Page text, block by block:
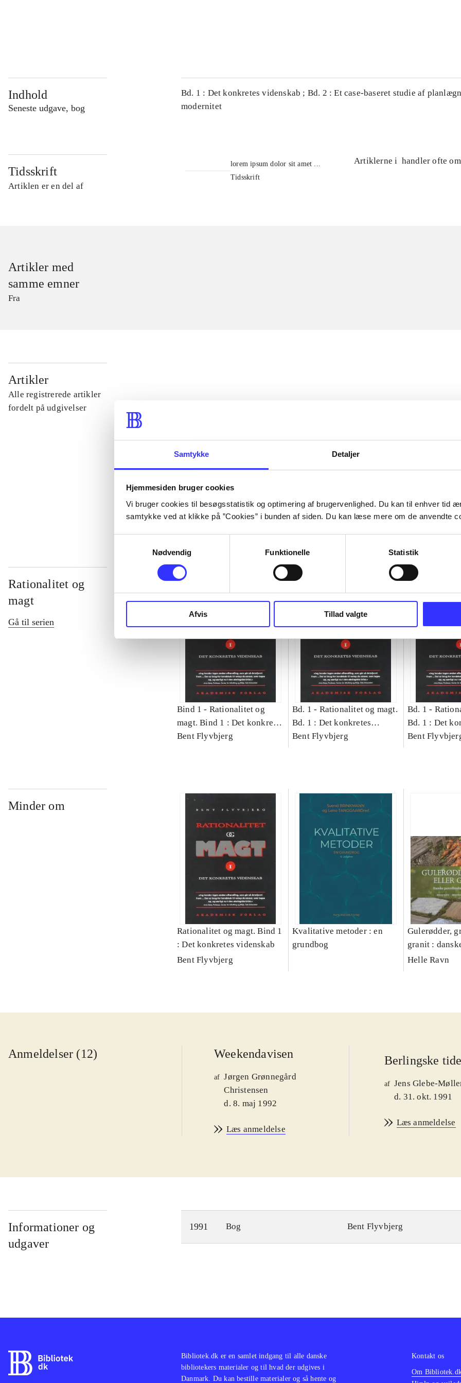
Samtykke Detaljer
Hjemmesiden bruger cookies
Vi bruger cookies til besøgsstatistik og optimering af brugervenlighed. Du kan til enhver tid
samtykke ved at klikke på ”Cookies” i bunden af siden. Du kan læse mere om de anvendte
Nødvendig
Funktionelle Statistik
Afvis Tillad valgte
Indhold
Seneste udgave, bog
Bd. 1 : Det konkretes videnskab ; Bd. 2 : Et case-baseret studie af
modernitet
Tidsskrift
Artiklen er en del af
lorem ipsum dolor sit amet ...
Tidsskrift
Artiklerne i handler ofte om
Artikler med
samme emner
Fra
Artikler
Alle registrerede artikler
fordelt på udgivelser
...
...
...
Rationalitet og
magt
Gå til serien
Bind 1 - Rationalitet og
magt. Bind 1 : Det konkretes
videnskab
Bent Flyvbjerg
Bd. 1 - Rationalitet og magt.
Bd. 1 : Det konkretes
videnskab
Bent Flyvbjerg
Bd. 1 -
Bd. 1 : Det
videnskab
Bent
Minder om
Rationalitet og magt. Bind 1
: Det konkretes videnskab
Bent Flyvbjerg
Kvalitative metoder : en
grundbog
Gulerødder,
granit :
Helle Ravn
Anmeldelser (12) Weekendavisen
af Jørgen Grønnegård
Christensen
d. 8. maj 1992
Læs anmeldelse
Berlingske
af Jens Glebe-
d. 31. okt. 1991
Læs anmeldelse
Informationer og
udgaver
1991 Bog Bent Flyvbjerg
Bibliotek.dk er en samlet indgang til alle danske
bibliotekers materialer og til hvad der udgives i
Danmark. Du kan bestille materialer og så hente og
Kontakt os
Om